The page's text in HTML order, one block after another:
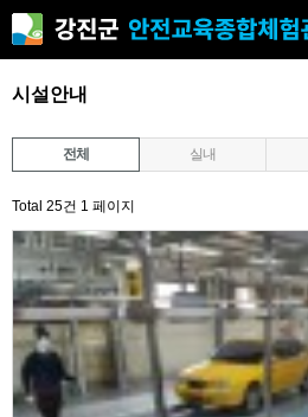
시설안내
전체 실내
Total 25건 1 페이지